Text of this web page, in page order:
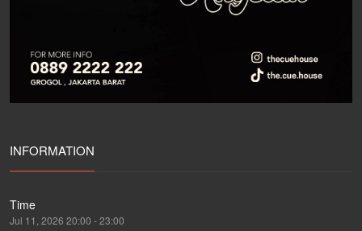
INFORMATION
Time
Jul 11, 2026 20:00 - 23:00